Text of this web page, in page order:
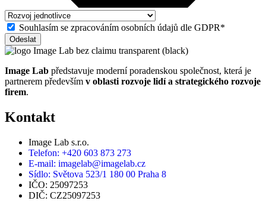
Souhlasím se zpracováním osobních údajů dle GDPR*
Odeslat
Image Lab představuje moderní poradenskou společnost, která je
partnerem především v oblasti rozvoje lidí a strategického rozvoje
firem.
Kontakt
Image Lab s.r.o.
Telefon: +420 603 873 273
E-mail: imagelab@imagelab.cz
Sídlo: Světova 523/1 180 00 Praha 8
IČO: 25097253
DIČ: CZ25097253